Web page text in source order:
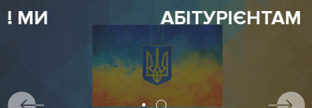
АБІТУРІЄНТАМ